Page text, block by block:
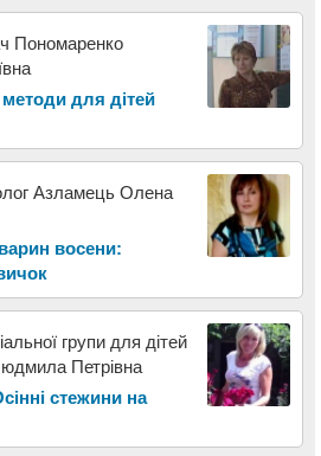
Пономаренко
для дітей
Азламець Олена
восени:
групи для дітей
Петрівна
стежини на